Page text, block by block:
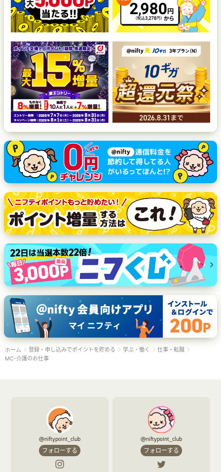
ホーム 登録・申し込みでポイントを貯める 学ぶ・働く
仕事・転職
MC-介護のお仕事
@niftypoint_club
フォローする
@niftypoint_club
フォローする